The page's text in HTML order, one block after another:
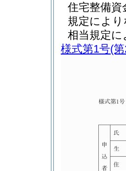
住宅整備資
規定によ
相当規定
様式第1号(